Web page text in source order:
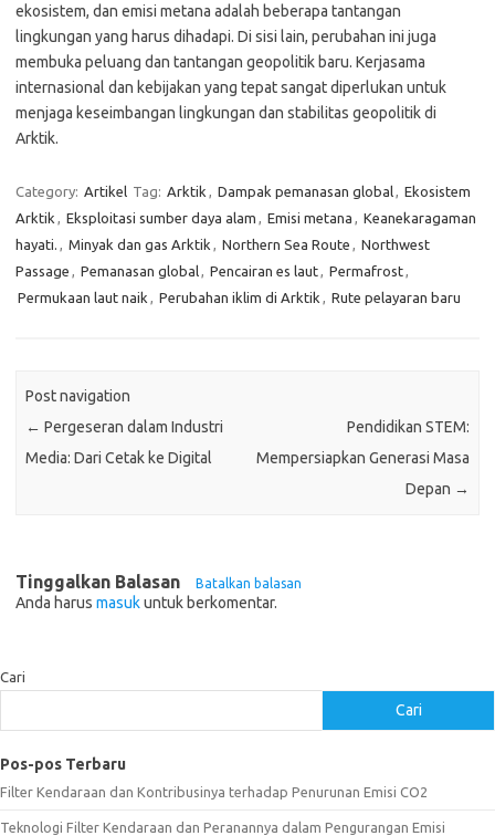
ekosistem, dan emisi metana adalah beberapa tantangan
lingkungan yang harus dihadapi. Di sisi lain, perubahan ini juga
membuka peluang dan tantangan geopolitik baru. Kerjasama
internasional dan kebijakan yang tepat sangat diperlukan untuk
menjaga keseimbangan lingkungan dan stabilitas geopolitik di
Arktik.
Category: Artikel Tag: Arktik , Dampak pemanasan global, Ekosistem
Arktik , Eksploitasi sumber daya alam , Emisi metana , Keanekaragaman
hayati. , Minyak dan gas Arktik , Northern Sea Route , Northwest
Passage , Pemanasan global, Pencairan es laut, Permafrost,
Permukaan laut naik , Perubahan iklim di Arktik , Rute pelayaran baru
Post navigation
← Pergeseran dalam Industri
Media: Dari Cetak ke Digital
Pendidikan STEM:
Mempersiapkan Generasi Masa
Depan →
Tinggalkan Balasan Batalkan balasan
Anda harus masukuntuk berkomentar.
Cari
Cari
Pos-pos Terbaru
Filter Kendaraan dan Kontribusinya terhadap Penurunan Emisi CO2
Teknologi Filter Kendaraan dan Peranannya dalam Pengurangan Emisi